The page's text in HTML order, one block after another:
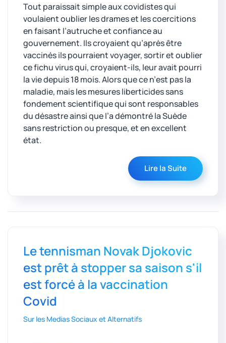
Tout paraissait simple aux covidistes qui
voulaient oublier les drames et les coercitions
en faisant l’autruche et confiance au
gouvernement. Ils croyaient qu’après être
vaccinés ils pourraient voyager, sortir et oublier
ce fichu virus qui, croyaient-ils, leur avait pourri
la vie depuis 18 mois. Alors que ce n’est pas la
maladie, mais les mesures liberticides sans
fondement scientifique qui sont responsables
du désastre ainsi que l’a démontré la Suède
sans restriction ou presque, et en excellent
état.
Lire la Suite
Le tennisman Novak Djokovic
est prêt à stopper sa saison s'il
est forcé à la vaccination
Covid
Sur les Medias Sociaux et Alternatifs